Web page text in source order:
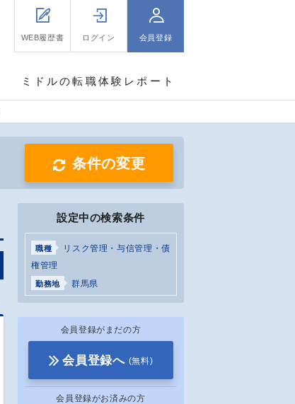
WEB履歴書 ログイン 会員登録
ミドルの転職体験レポート
条件の変更
設定中の検索条件
職種
リスク管理・与信管理・債
権管理
勤務地 群馬県
会員登録がまだの方
会員登録へ (無料)
会員登録がお済みの方